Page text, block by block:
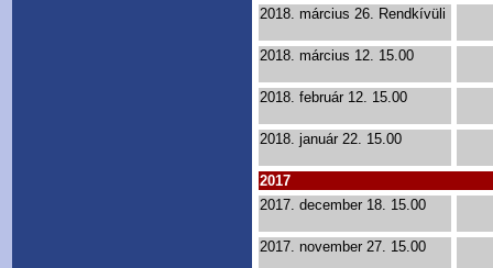
2018. március 26. Rendkívüli
2018. március 12. 15.00
2018. február 12. 15.00
2018. január 22. 15.00
2017
2017. december 18. 15.00
2017. november 27. 15.00